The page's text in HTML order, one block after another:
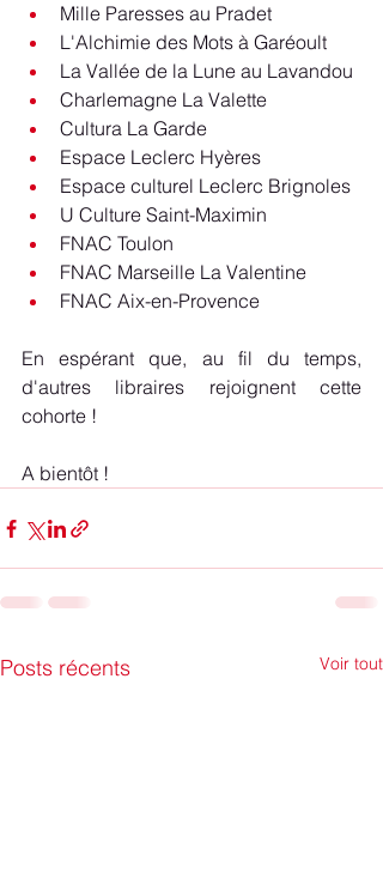
Mille Paresses au Pradet
L'Alchimie des Mots à Garéoult
La Vallée de la Lune au Lavandou
Charlemagne La Valette
Cultura La Garde
Espace Leclerc Hyères
Espace culturel Leclerc Brignoles
U Culture Saint-Maximin
FNAC Toulon
FNAC Marseille La Valentine
FNAC Aix-en-Provence
En espérant que, au fil du temps,
d'autres libraires rejoignent cette
cohorte !
A bientôt !
Posts récents Voir tout